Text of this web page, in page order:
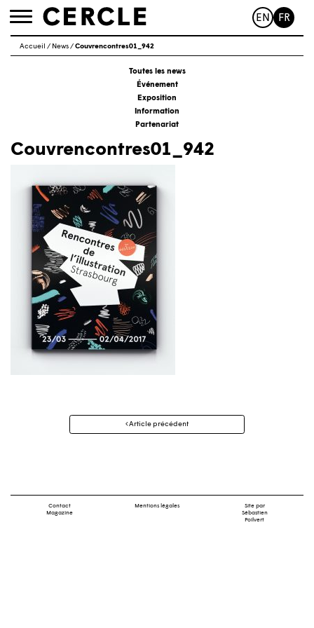
Toggle
EN FR
Accueil / News/Couvrencontres01_942
Toutes les news
Événement
Exposition
Information
Partenariat
Couvrencontres01_942
Navigation
Article précédent
Contact
Magazine
Mentions légales
Site par
Sébastien
Poilvert